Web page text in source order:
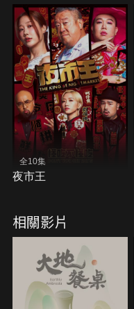
全10集
夜市王
相關影片